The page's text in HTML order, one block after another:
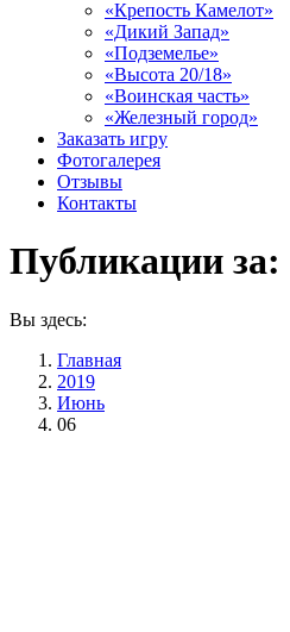
«Крепость Камелот»
«Дикий Запад»
«Подземелье»
«Высота 20/18»
«Воинская часть»
«Железный город»
Заказать игру
Фотогалерея
Отзывы
Контакты
Публикации за:
Вы здесь:
Главная
2019
Июнь
06